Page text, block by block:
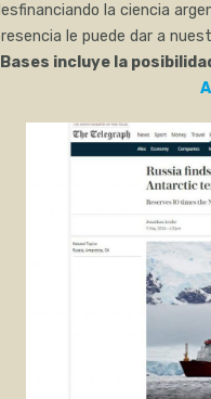
la ciencia
le puede dar a
Bases incluye la